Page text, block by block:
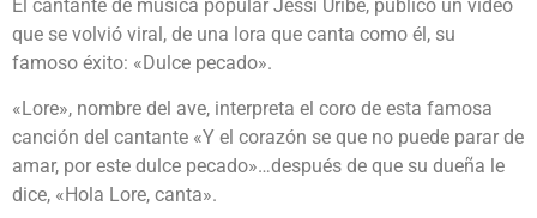
El cantante de música popular Jessi Uribe, publicó un video
que se volvió viral, de una lora que canta como él, su
famoso éxito: «Dulce pecado».
«Lore», nombre del ave, interpreta el coro de esta famosa
canción del cantante «Y el corazón se que no puede parar de
amar, por este dulce pecado»…después de que su dueña le
dice, «Hola Lore, canta».